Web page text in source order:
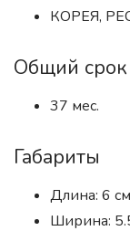
КОРЕЯ,
Общий срок
37 мес.
Габариты
Длина: 6 см
Ширина: